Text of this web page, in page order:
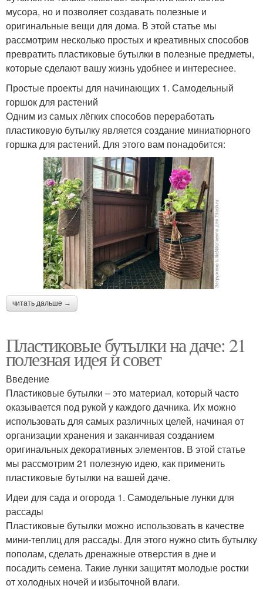
мусора, но и позволяет создавать полезные и
оригинальные вещи для дома. В этой статье мы
рассмотрим несколько простых и креативных способов
превратить пластиковые бутылки в полезные предметы,
которые сделают вашу жизнь удобнее и интереснее.
Простые проекты для начинающих 1. Самодельный
горшок для растений
Одним из самых лёгких способов переработать
пластиковую бутылку является создание миниатюрного
горшка для растений. Для этого вам понадобится:
читать дальше →
Пластиковые бутылки на даче: 21
полезная идея и совет
Введение
Пластиковые бутылки – это материал, который часто
оказывается под рукой у каждого дачника. Их можно
использовать для самых различных целей, начиная от
организации хранения и заканчивая созданием
оригинальных декоративных элементов. В этой статье
мы рассмотрим 21 полезную идею, как применить
пластиковые бутылки на вашей даче.
Идеи для сада и огорода 1. Самодельные лунки для
рассады
Пластиковые бутылки можно использовать в качестве
мини-теплиц для рассады. Для этого нужно ctить бутылку
пополам, сделать дренажные отверстия в дне и
посадить семена. Такие лунки защитят молодые ростки
от холодных ночей и избыточной влаги.